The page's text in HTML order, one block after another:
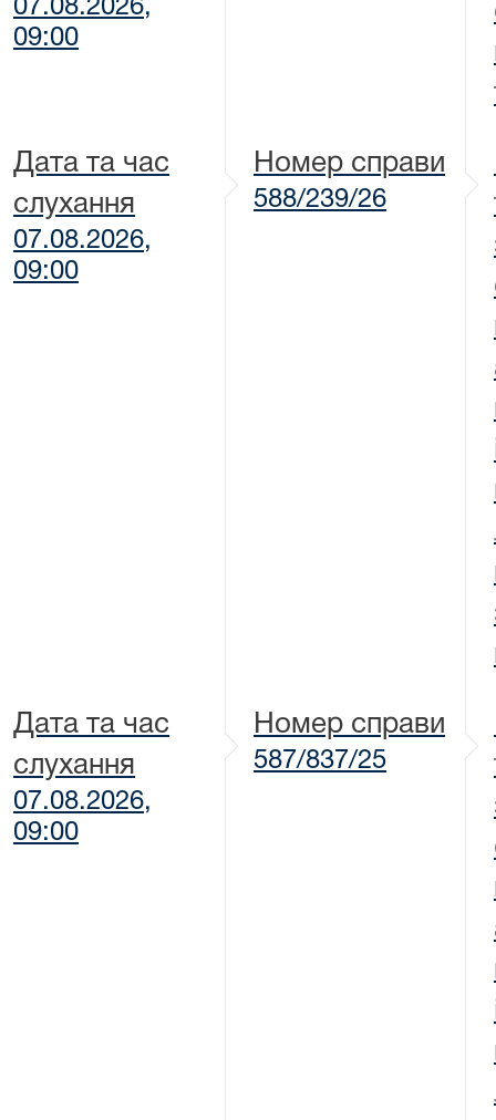
07.08.2026,
09:00
Дата та час
слухання
07.08.2026,
09:00
Номер справи
588/239/26
Дата та час
слухання
07.08.2026,
09:00
Номер справи
587/837/25